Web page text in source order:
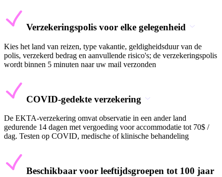
Verzekeringspolis voor elke gelegenheid
Kies het land van reizen, type vakantie, geldigheidsduur van de
polis, verzekerd bedrag en aanvullende risico's; de verzekeringspolis
wordt binnen 5 minuten naar uw mail verzonden
COVID-gedekte verzekering
De EKTA-verzekering omvat observatie in een ander land
gedurende 14 dagen met vergoeding voor accommodatie tot 70$ /
dag. Testen op COVID, medische of klinische behandeling
Beschikbaar voor leeftijdsgroepen tot 100 jaar